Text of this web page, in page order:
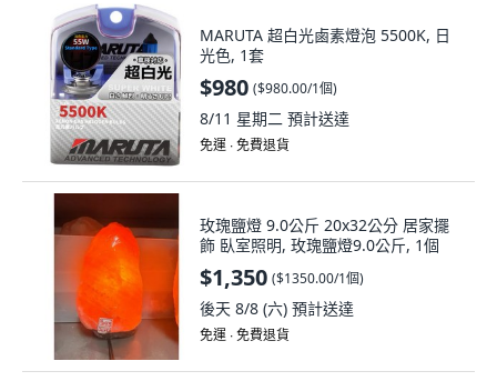
$980 ($980.00/1個
8/11 星期二預計送達
免運 ∙ 免費退貨
$1,350 ($1350.00/1個)
後天 8/8 (六)預計送達
免運 ∙ 免費退貨